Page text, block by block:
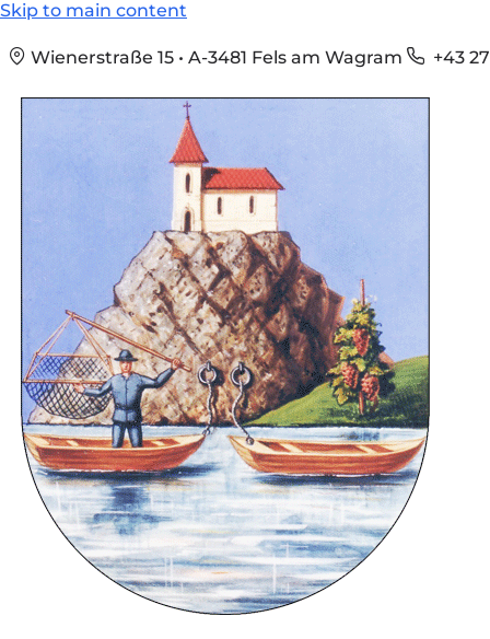
Skip to main content
Wienerstraße 15 • A-3481 Fels am Wagram +43